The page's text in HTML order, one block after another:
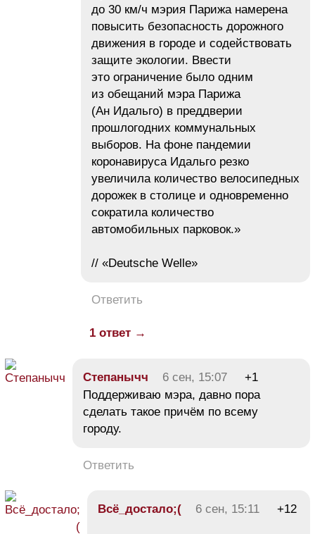
до 30 км/ч мэрия Парижа намерена
повысить безопасность дорожного
движения в городе и содействовать
защите экологии. Ввести
это ограничение было одним
из обещаний мэра Парижа
(Ан Идальго) в преддверии
прошлогодних коммунальных
выборов. На фоне пандемии
коронавируса Идальго резко
увеличила количество велосипедных
дорожек в столице и одновременно
сократила количество
автомобильных парковок.»
// «Deutsche Welle»
Ответить
1 ответ →
Степанычч 6 сен, 15:07
+1
Поддерживаю мэра, давно пора
сделать такое причём по всему
городу.
Ответить
Всё_достало;( 6 сен, 15:11 +12